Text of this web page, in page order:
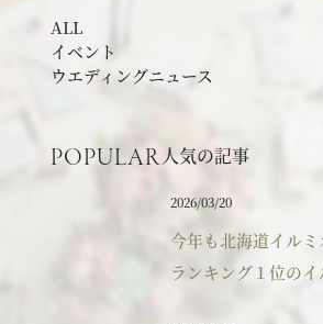
TEL.011-
プロポーズご検討の方は
ALL
イベント
ウエディングニュース
人気の記事
POPULAR
2026/03/20
今年も北海道イル
ランキング１位の
へのご来館ありが